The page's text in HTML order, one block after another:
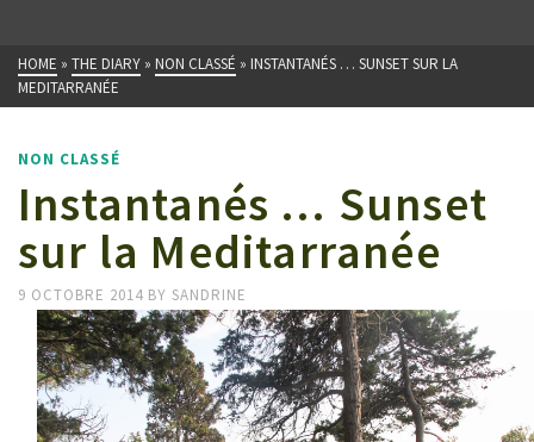
HOME » THE DIARY » NON CLASSÉ » INSTANTANÉS … SUNSET SUR LA
MEDITARRANÉE
NON CLASSÉ
Instantanés … Sunset
sur la Meditarranée
9 OCTOBRE 2014 BY SANDRINE